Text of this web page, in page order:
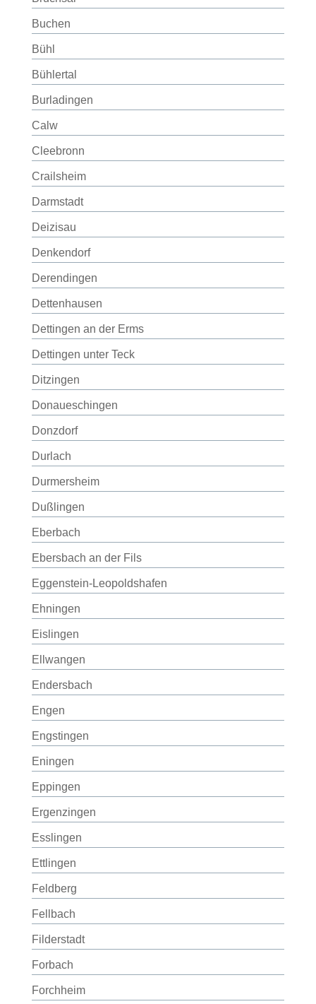
Buchen
Bühl
Bühlertal
Burladingen
Calw
Cleebronn
Crailsheim
Darmstadt
Deizisau
Denkendorf
Derendingen
Dettenhausen
Dettingen an der Erms
Dettingen unter Teck
Ditzingen
Donaueschingen
Donzdorf
Durlach
Durmersheim
Dußlingen
Eberbach
Ebersbach an der Fils
Eggenstein-Leopoldshafen
Ehningen
Eislingen
Ellwangen
Endersbach
Engen
Engstingen
Eningen
Eppingen
Ergenzingen
Esslingen
Ettlingen
Feldberg
Fellbach
Filderstadt
Forbach
Forchheim